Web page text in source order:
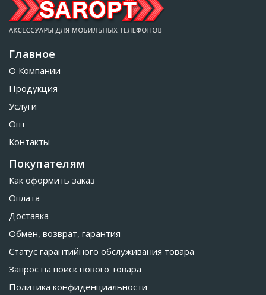
Главное
О Компании
Продукция
Услуги
Опт
Контакты
Покупателям
Как оформить заказ
Оплата
Доставка
Обмен, возврат, гарантия
Статус гарантийного обслуживания товара
Запрос на поиск нового товара
Политика конфиденциальности